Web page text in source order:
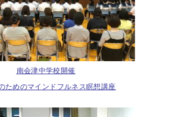
南会津中学校開催
ためのマインドフルネス瞑想講座